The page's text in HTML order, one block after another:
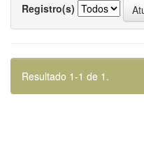
Registro(s)
Resultado 1-1 de 1.